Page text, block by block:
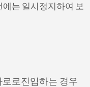
는 일시정지하여 보
로진입하는 경우